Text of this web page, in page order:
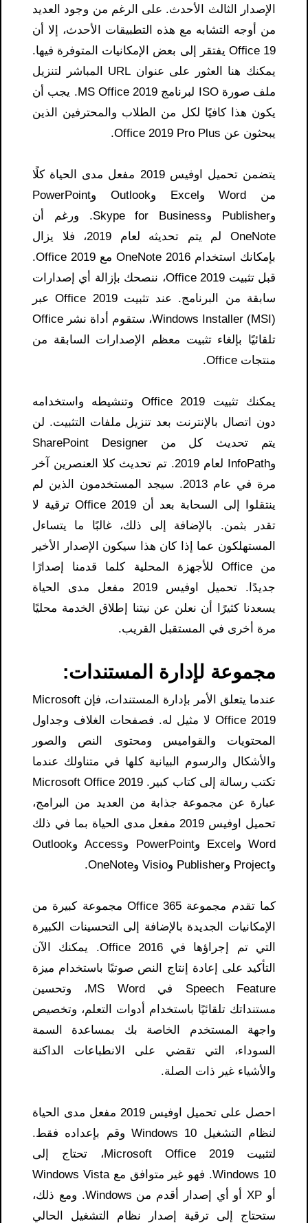
الإصدار الثالث الأحدث. على الرغم من وجود العديد
من أوجه التشابه مع هذه التطبيقات الأحدث، إلا أن
Office 19 يفتقر إلى بعض الإمكانيات المتوفرة فيها.
يمكنك هنا العثور على عنوان URL المباشر لتنزيل
ملف صورة ISO لبرنامج MS Office 2019. يجب أن
يكون هذا كافيًا لكل من الطلاب والمحترفين الذين
يبحثون عن Office 2019 Pro Plus.
يتضمن تحميل اوفيس 2019 مفعل مدى الحياة كلًا
من Word وExcel وOutlook وPowerPoint
وPublisher وSkype for Business. ورغم أن
OneNote لم يتم تحديثه لعام 2019، فلا يزال
بإمكانك استخدام OneNote 2016 مع Office 2019.
قبل تثبيت Office 2019، ننصحك بإزالة أي إصدارات
سابقة من البرنامج. عند تثبيت Office 2019 عبر
Windows Installer (MSI)، ستقوم أداة نشر Office
تلقائيًا بإلغاء تثبيت معظم الإصدارات السابقة من
منتجات Office.
يمكنك تثبيت Office 2019 وتنشيطه واستخدامه
دون اتصال بالإنترنت بعد تنزيل ملفات التثبيت. لن
يتم تحديث كل من SharePoint Designer
وInfoPath لعام 2019. تم تحديث كلا العنصرين آخر
مرة في عام 2013. سيجد المستخدمون الذين لم
ينتقلوا إلى السحابة بعد أن Office 2019 ترقية لا
تقدر بثمن. بالإضافة إلى ذلك، غالبًا ما يتساءل
المستهلكون عما إذا كان هذا سيكون الإصدار الأخير
من Office للأجهزة المحلية كلما قدمنا ​​إصدارًا
جديدًا. تحميل اوفيس 2019 مفعل مدى الحياة
يسعدنا كثيرًا أن نعلن عن نيتنا إطلاق الخدمة محليًا
مرة أخرى في المستقبل القريب.
مجموعة لإدارة المستندات:
عندما يتعلق الأمر بإدارة المستندات، فإن Microsoft
Office 2019 لا مثيل له. فصفحات الغلاف وجداول
المحتويات والقواميس ومحتوى النص والصور
والأشكال والرسوم البيانية كلها في متناولك عندما
تكتب رسالة إلى كتاب كبير. Microsoft Office 2019
عبارة عن مجموعة جذابة من العديد من البرامج،
تحميل اوفيس 2019 مفعل مدى الحياة بما في ذلك
Word وExcel وPowerPoint وAccess وOutlook
وProject وPublisher وVisio وOneNote.
كما تقدم مجموعة Office 365 مجموعة كبيرة من
الإمكانيات الجديدة بالإضافة إلى التحسينات الكبيرة
التي تم إجراؤها في Office 2016. يمكنك الآن
التأكيد على إعادة إنتاج النص صوتيًا باستخدام ميزة
Speech Feature في MS Word، وتحسين
مستنداتك تلقائيًا باستخدام أدوات التعلم، وتخصيص
واجهة المستخدم الخاصة بك بمساعدة السمة
السوداء، التي تقضي على الانطباعات الداكنة
والأشياء غير ذات الصلة.
احصل على تحميل اوفيس 2019 مفعل مدى الحياة
لنظام التشغيل Windows 10 وقم بإعداده فقط.
لتثبيت Microsoft Office 2019، تحتاج إلى
Windows 10. فهو غير متوافق مع Windows Vista
أو XP أو أي إصدار أقدم من Windows. ومع ذلك،
ستحتاج إلى ترقية إصدار نظام التشغيل الحالي